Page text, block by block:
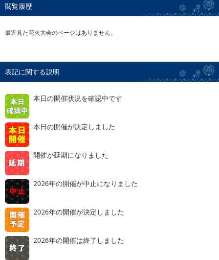
閲覧履歴
最近見た花火大会のページはありません。
表記に関する説明
本日の開催状況を確認中です
本日の開催が決定しました
開催が延期になりました
2026年の開催が中止になりました
2026年の開催が決定しました
2026年の開催は終了しました